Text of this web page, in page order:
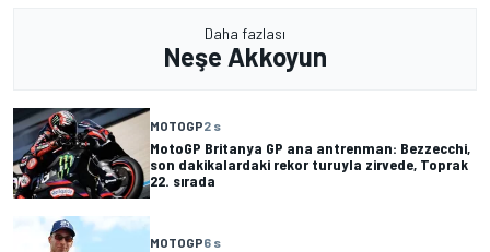
Daha fazlası
Neşe Akkoyun
MOTOGP2 s
MotoGP Britanya GP ana antrenman: Bezzecchi,
son dakikalardaki rekor turuyla zirvede, Toprak
22. sırada
MOTOGP6 s